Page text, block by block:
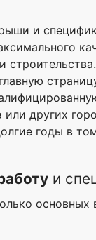
и
или других
годы в
и
основных